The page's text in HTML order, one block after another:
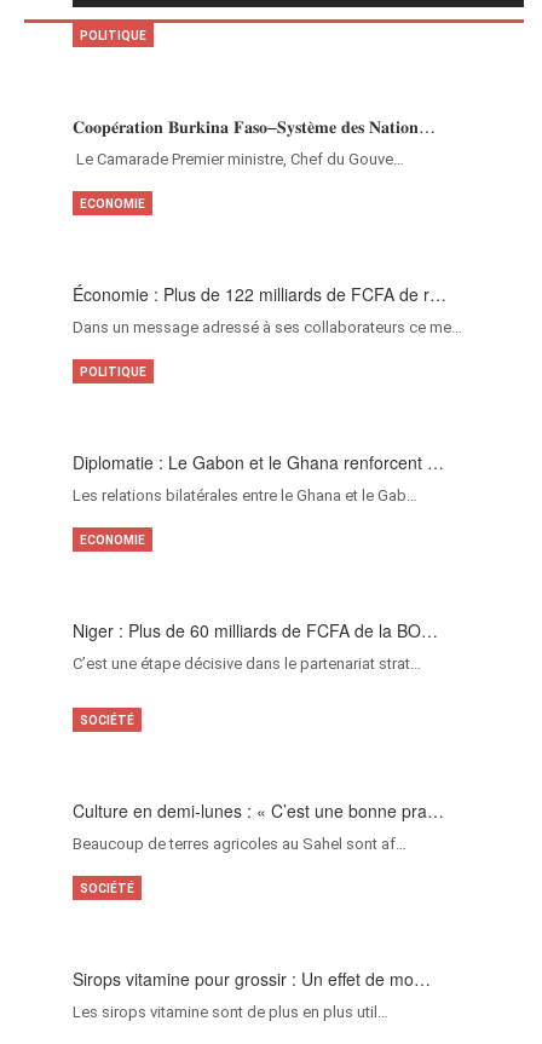
𝐂𝐨𝐨𝐩𝐞́𝐫𝐚𝐭𝐢𝐨𝐧 𝐁𝐮𝐫𝐤𝐢𝐧𝐚 𝐅𝐚𝐬𝐨–𝐒𝐲𝐬𝐭𝐞̀𝐦𝐞 𝐝𝐞𝐬 𝐍𝐚𝐭𝐢𝐨𝐧…
‎Le Camarade Premier ministre, Chef du Gouve…
POLITIQUE
Économie : Plus de 122 milliards de FCFA de r…
Dans un message adressé à ses collaborateurs ce me…
ECONOMIE
Diplomatie : Le Gabon et le Ghana renforcent …
Les relations bilatérales entre le Ghana et le Gab…
POLITIQUE
Niger : Plus de 60 milliards de FCFA de la BO…
C’est une étape décisive dans le partenariat strat…
ECONOMIE
Culture en demi-lunes : « C’est une bonne pra…
Beaucoup de terres agricoles au Sahel sont af…
SOCIÉTÉ
Sirops vitamine pour grossir : Un effet de mo…
Les sirops vitamine sont de plus en plus util…
SOCIÉTÉ